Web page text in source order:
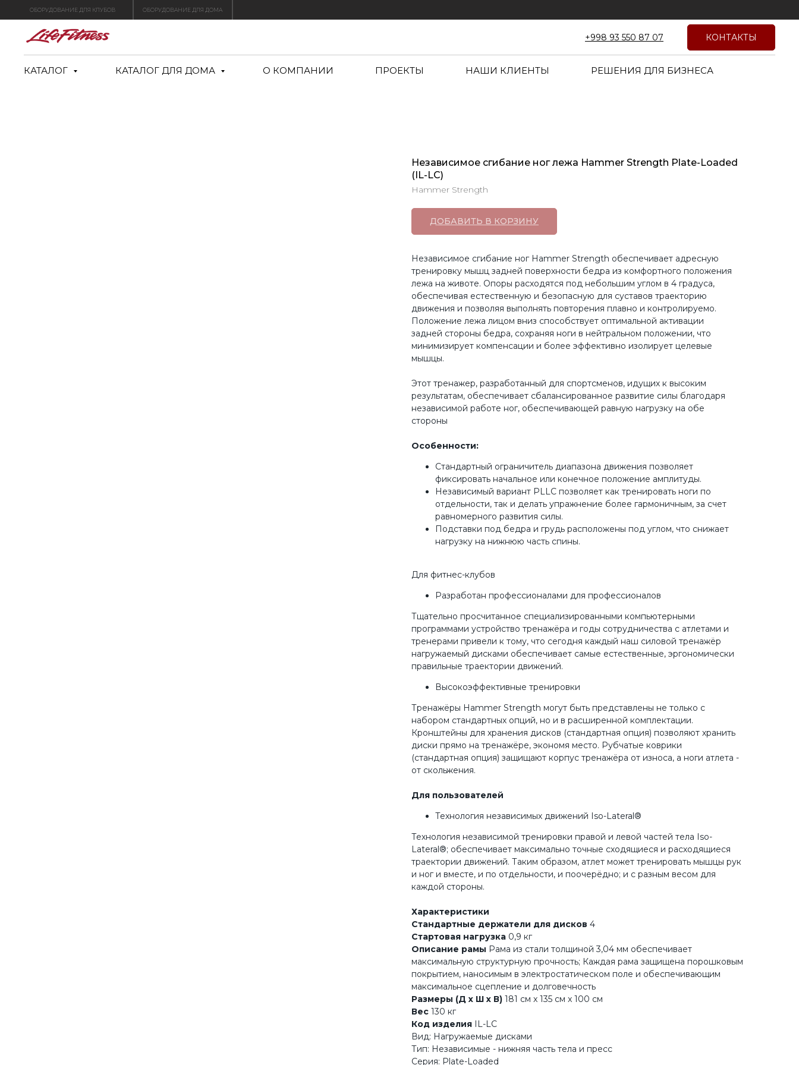
ОБОРУДОВАНИЕ ДЛЯ КЛУБОВ ОБОРУДОВАНИЕ ДЛЯ ДОМА
+998 93 550 87 07 КОНТАКТЫ
КАТАЛОГ КАТАЛОГ ДЛЯ ДОМА О КОМПАНИИ ПРОЕКТЫ НАШИ КЛИЕНТЫ РЕШЕНИЯ ДЛЯ БИЗНЕСА
Независимое сгибание ног лежа Hammer Strength Plate-Loaded
(IL-LC)
Hammer Strength
ДОБАВИТЬ В КОРЗИНУ
Независимое сгибание ног Hammer Strength обеспечивает адресную
тренировку мышц задней поверхности бедра из комфортного положения
лежа на животе. Опоры расходятся под небольшим углом в 4 градуса,
обеспечивая естественную и безопасную для суставов траекторию
движения и позволяя выполнять повторения плавно и контролируемо.
Положение лежа лицом вниз способствует оптимальной активации
задней стороны бедра, сохраняя ноги в нейтральном положении, что
минимизирует компенсации и более эффективно изолирует целевые
мышцы.
Этот тренажер, разработанный для спортсменов, идущих к высоким
результатам, обеспечивает сбалансированное развитие силы благодаря
независимой работе ног, обеспечивающей равную нагрузку на обе
стороны
Особенности:
Стандартный ограничитель диапазона движения позволяет
фиксировать начальное или конечное положение амплитуды.
Независимый вариант PLLC позволяет как тренировать ноги по
отдельности, так и делать упражнение более гармоничным, за счет
равномерного развития силы.
Подставки под бедра и грудь расположены под углом, что снижает
нагрузку на нижнюю часть спины.
Для фитнес-клубов
Разработан профессионалами для профессионалов
Тщательно просчитанное специализированными компьютерными
программами устройство тренажёра и годы сотрудничества с атлетами и
тренерами привели к тому, что сегодня каждый наш силовой тренажёр
нагружаемый дисками обеспечивает самые естественные, эргономически
правильные траектории движений.
Высокоэффективные тренировки
Тренажёры Hammer Strength могут быть представлены не только с
набором стандартных опций, но и в расширенной комплектации.
Кронштейны для хранения дисков (стандартная опция) позволяют хранить
диски прямо на тренажёре, экономя место. Рубчатые коврики
(стандартная опция) защищают корпус тренажёра от износа, а ноги атлета -
от скольжения.
Для пользователей
Технология независимых движений Iso-Lateral®
Технология независимой тренировки правой и левой частей тела Iso-
Lateral®; обеспечивает максимально точные сходящиеся и расходящиеся
траектории движений. Таким образом, атлет может тренировать мышцы рук
и ног и вместе, и по отдельности, и поочерёдно; и с разным весом для
каждой стороны.
Характеристики
Стандартные держатели для дисков 4
Стартовая нагрузка 0,9 кг
Описание рамы Рама из стали толщиной 3,04 мм обеспечивает
максимальную структурную прочность; Каждая рама защищена порошковым
покрытием, наносимым в электростатическом поле и обеспечивающим
максимальное сцепление и долговечность
Размеры (Д x Ш x В) 181 см x 135 см x 100 см
Вес 130 кг
Код изделия IL-LC
Вид: Нагружаемые дисками
Тип: Независимые - нижняя часть тела и пресс
Серия: Plate-Loaded